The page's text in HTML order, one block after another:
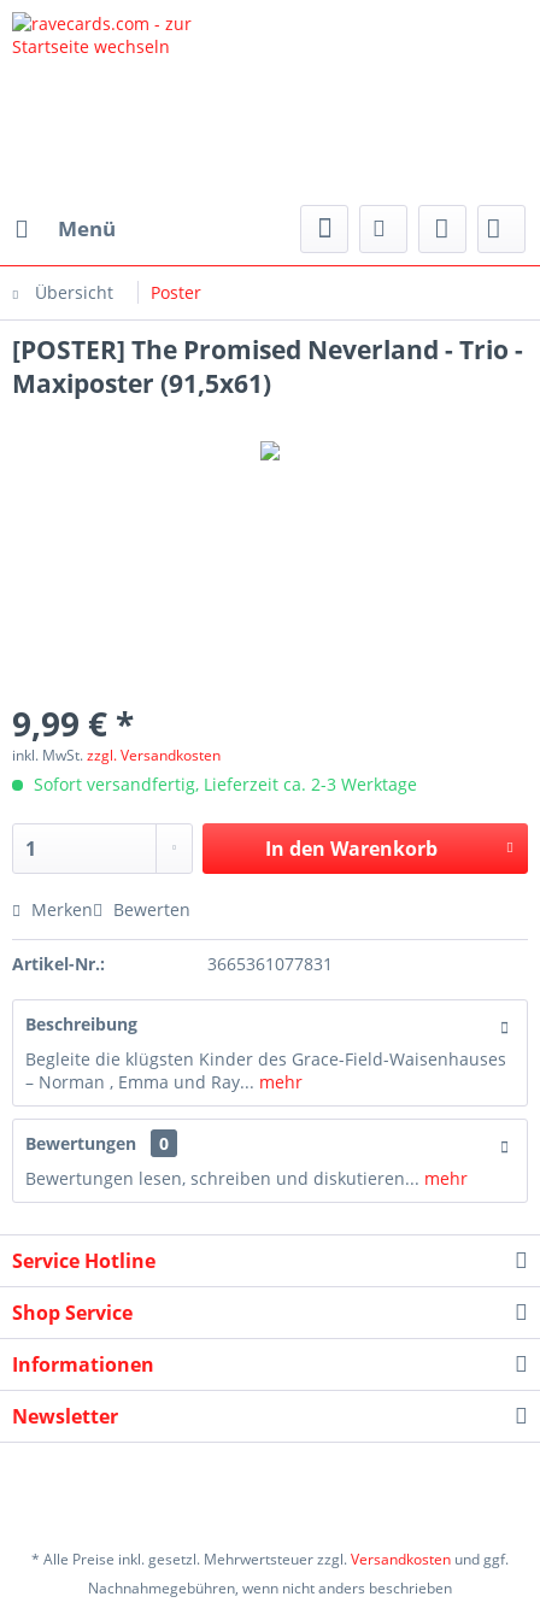
Menü
Übersicht Poster
[POSTER] The Promised Neverland - Trio -
Maxiposter (91,5x61)
9,99 € *
inkl. MwSt.zzgl. Versandkosten
Sofort versandfertig, Lieferzeit ca. 2-3 Werktage
In den Warenkorb
Merken Bewerten
Artikel-Nr.: 3665361077831
Beschreibung
Begleite die klügsten Kinder des Grace-Field-Waisenhauses
– Norman , Emma und Ray... mehr
Bewertungen
0
Bewertungen lesen, schreiben und diskutieren... mehr
Service Hotline
Shop Service
Informationen
Newsletter
* Alle Preise inkl. gesetzl. Mehrwertsteuer zzgl.Versandkosten und ggf.
Nachnahmegebühren, wenn nicht anders beschrieben